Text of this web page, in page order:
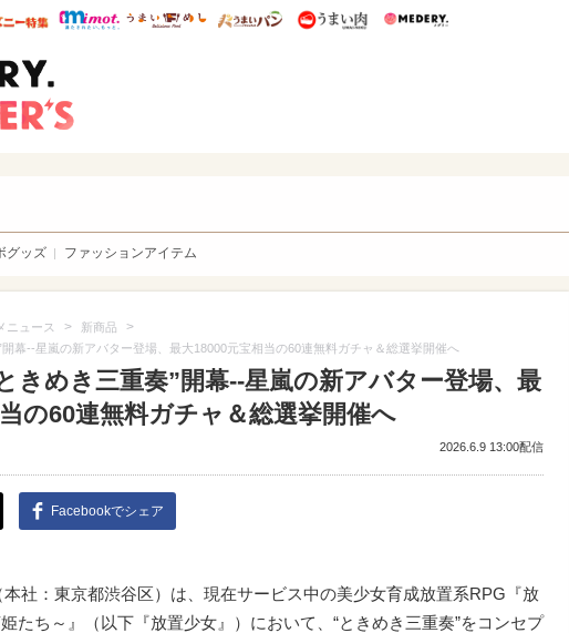
マ* ウレぴあ総研 ディズニー特集
mimot. うまいめし うまいパン うまい肉
グッズ ファッションアイテム
ニュース > 新商品 >
開幕--星嵐の新アバター登場、最大18000元宝相当の60連無料ガチャ＆総選挙開催へ
きめき三重奏”開幕--星嵐の新アバター登場、最
の60連無料ガチャ＆総選挙開催へ
2026.6.9 13:00配信
Facebookでシェア
社：東京都渋谷区）は、現在サービス中の美少女育成放置系RPG『放
たち～』（以下『放置少女』）において、“ときめき三重奏”をコンセプ